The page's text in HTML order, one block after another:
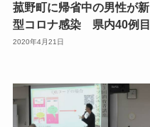
菰野町に帰省中の男性が新
型コロナ感染 県内40例目
2020年4月21日